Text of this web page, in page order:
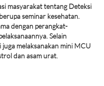
masyarakat tentang Deteksi
seminar kesehatan.
dengan perangkat-
Selain
melaksanakan mini MCU
dan asam urat.